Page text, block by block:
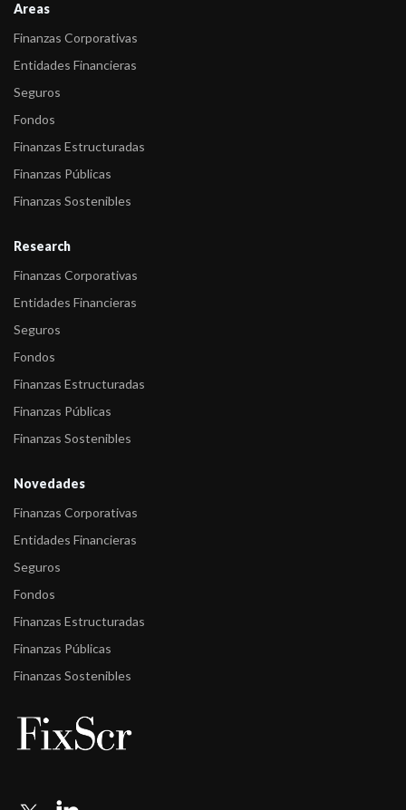
Areas
Finanzas Corporativas
Entidades Financieras
Seguros
Fondos
Finanzas Estructuradas
Finanzas Públicas
Finanzas Sostenibles
Research
Finanzas Corporativas
Entidades Financieras
Seguros
Fondos
Finanzas Estructuradas
Finanzas Públicas
Finanzas Sostenibles
Novedades
Finanzas Corporativas
Entidades Financieras
Seguros
Fondos
Finanzas Estructuradas
Finanzas Públicas
Finanzas Sostenibles